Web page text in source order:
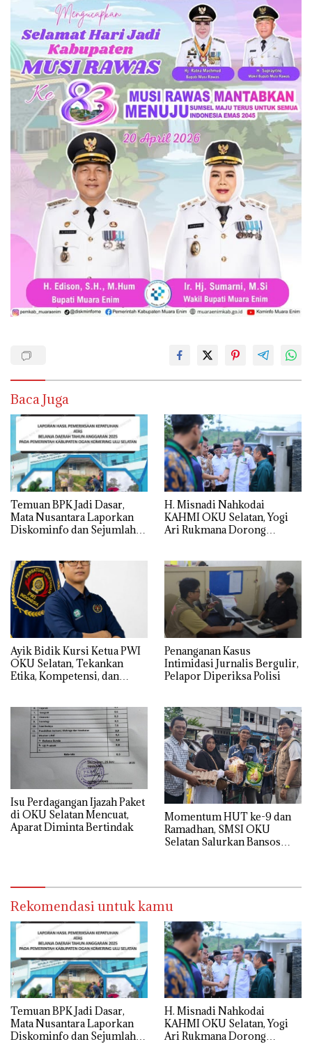
Baca Juga
Temuan BPK Jadi Dasar,
Mata Nusantara Laporkan
Diskominfo dan Sejumlah
H. Misnadi Nahkodai
KAHMI OKU Selatan, Yogi
Ari Rukmana Dorong
Ayik Bidik Kursi Ketua PWI
OKU Selatan, Tekankan
Etika, Kompetensi, dan
Penanganan Kasus
Intimidasi Jurnalis Bergulir,
Pelapor Diperiksa Polisi
Isu Perdagangan Ijazah Paket
di OKU Selatan Mencuat,
Aparat Diminta Bertindak
Momentum HUT ke-9 dan
Ramadhan, SMSI OKU
Selatan Salurkan Bansos
Rekomendasi untuk kamu
Temuan BPK Jadi Dasar,
Mata Nusantara Laporkan
Diskominfo dan Sejumlah
H. Misnadi Nahkodai
KAHMI OKU Selatan, Yogi
Ari Rukmana Dorong